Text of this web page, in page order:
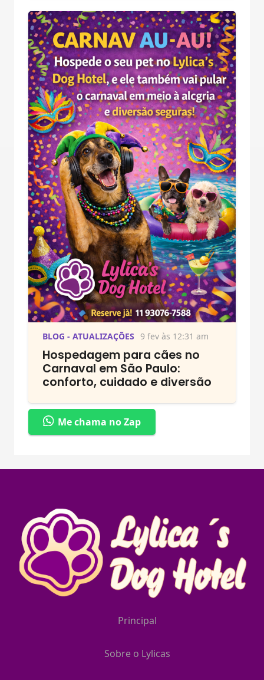
BLOG - ATUALIZAÇÕES 9 fev às 12:31 am
Hospedagem para cães no
Carnaval em São Paulo:
conforto, cuidado e diversão
Me chama no Zap
Principal
Sobre o Lylicas